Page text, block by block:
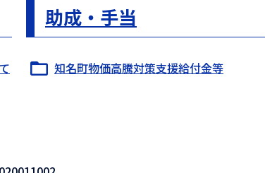
助成・手当
知名町物価高騰対策支援給付金等